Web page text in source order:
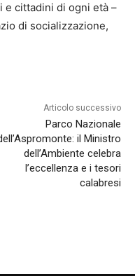
e cittadini di ogni età –
di socializzazione,
Articolo successivo
Parco Nazionale
il Ministro
dell’Ambiente celebra
l’eccellenza e i tesori
calabresi